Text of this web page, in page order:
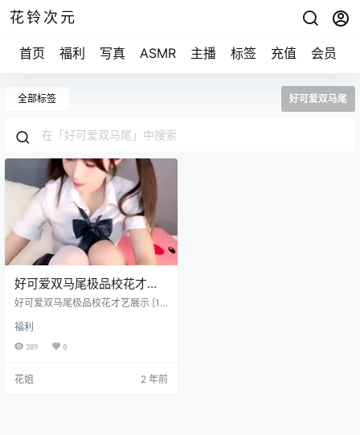
花铃次元
首页 福利 写真 ASMR 主播 标签 充值 会员
全部标签 好可爱双马尾
好可爱双马尾极品校花才艺
展示 [1V/468M]
好可爱双马尾极品校花才艺展示 [1
福利
389 0
花姐 2 年前